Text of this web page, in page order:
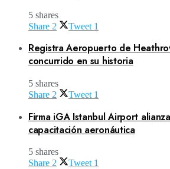
5 shares
Share 2 Tweet 1
Registra Aeropuerto de
concurrido en su historia
5 shares
Share 2 Tweet 1
Firma iGA Istanbul Airport
capacitación aeronáutica
5 shares
Share 2 Tweet 1